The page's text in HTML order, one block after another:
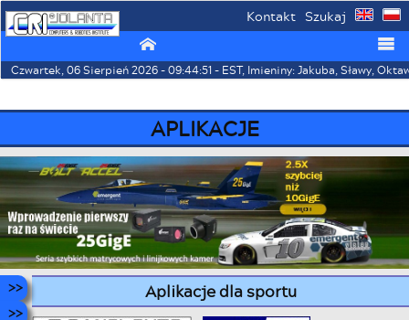
Kontakt Szukaj
⌂ ☰
Czwartek, 06 Sierpień 2026 - 09:44:51 - EST, Imieniny: Jakuba, Sławy,
APLIKACJE
Aplikacje dla sportu